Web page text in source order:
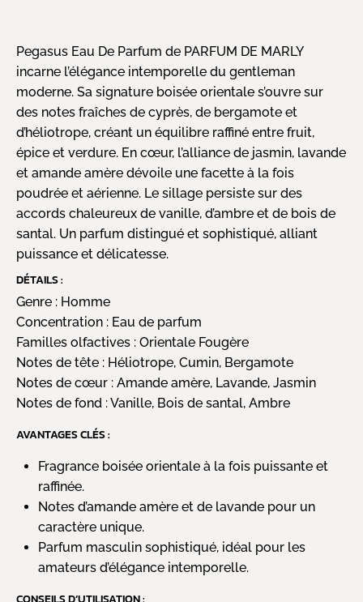
Pegasus Eau De Parfum de PARFUM DE MARLY
incarne l’élégance intemporelle du gentleman
moderne. Sa signature boisée orientale s’ouvre sur
des notes fraîches de cyprès, de bergamote et
d’héliotrope, créant un équilibre raffiné entre fruit,
épice et verdure. En cœur, l’alliance de jasmin, lavande
et amande amère dévoile une facette à la fois
poudrée et aérienne. Le sillage persiste sur des
accords chaleureux de vanille, d’ambre et de bois de
santal. Un parfum distingué et sophistiqué, alliant
puissance et délicatesse.
DÉTAILS :
Genre : Homme
Concentration : Eau de parfum
Familles olfactives : Orientale Fougère
Notes de tête : Héliotrope, Cumin, Bergamote
Notes de cœur : Amande amère, Lavande, Jasmin
Notes de fond :Vanille, Bois de santal, Ambre
AVANTAGES CLÉS :
Fragrance boisée orientale à la fois puissante et
raffinée.
Notes d’amande amère et de lavande pour un
caractère unique.
Parfum masculin sophistiqué, idéal pour les
amateurs d’élégance intemporelle.